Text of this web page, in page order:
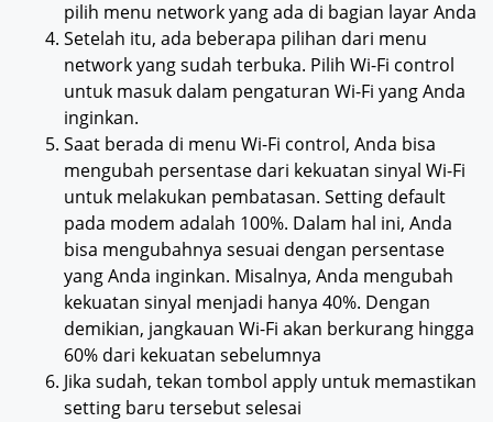
pilih menu network yang ada di bagian layar Anda
Setelah itu, ada beberapa pilihan dari menu
network yang sudah terbuka. Pilih Wi-Fi control
untuk masuk dalam pengaturan Wi-Fi yang Anda
inginkan.
Saat berada di menu Wi-Fi control, Anda bisa
mengubah persentase dari kekuatan sinyal Wi-Fi
untuk melakukan pembatasan. Setting default
pada modem adalah 100%. Dalam hal ini, Anda
bisa mengubahnya sesuai dengan persentase
yang Anda inginkan. Misalnya, Anda mengubah
kekuatan sinyal menjadi hanya 40%. Dengan
demikian, jangkauan Wi-Fi akan berkurang hingga
60% dari kekuatan sebelumnya
Jika sudah, tekan tombol apply untuk memastikan
setting baru tersebut selesai